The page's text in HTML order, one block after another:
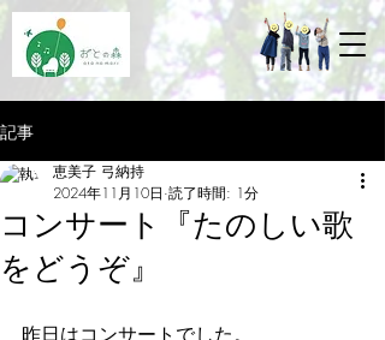
記事
コンサート『たのしい歌
をどうぞ』
恵美子 弓納持
2024年11月10日 読了時間: 1分
昨日はコンサートでした。